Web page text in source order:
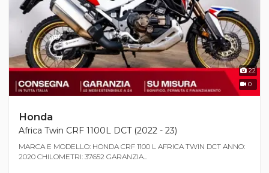
22
0
Honda
Africa Twin CRF 1100L DCT (2022 - 23)
MARCA E MODELLO: HONDA CRF 1100 L AFRICA TWIN DCT ANNO:
2020 CHILOMETRI: 37652 GARANZIA...